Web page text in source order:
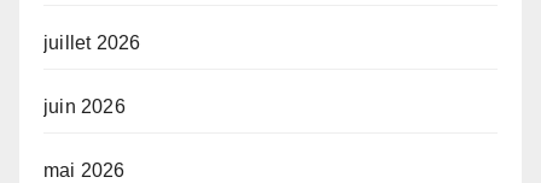
juillet 2026
juin 2026
mai 2026